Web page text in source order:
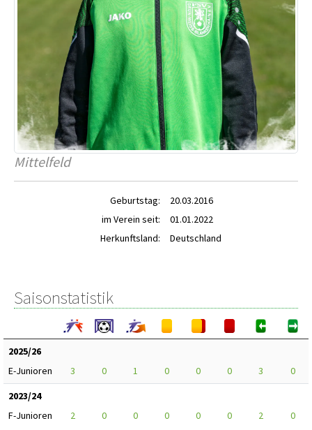
Mittelfeld
Geburtstag:
20.03.2016
im Verein seit:
01.01.2022
Herkunftsland:
Deutschland
Saisonstatistik
2025/26
E-Junioren
3 0 1 0 0 0 3
0
2023/24
F-Junioren
2 0 0 0 0 0 2 0